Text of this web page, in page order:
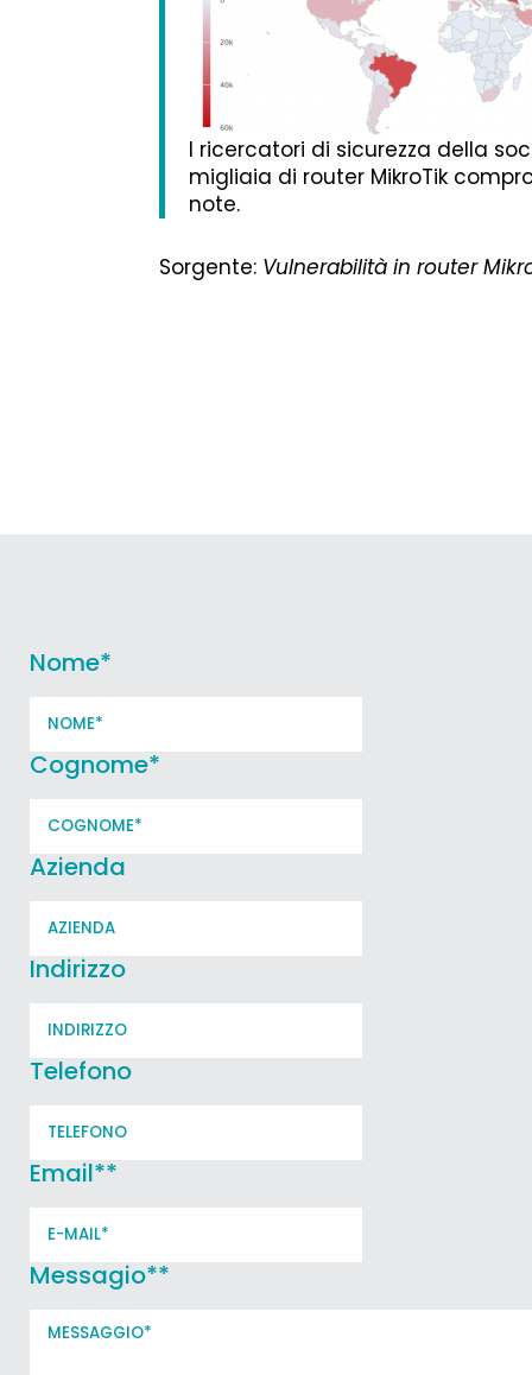
I ricercatori di sicurezza della
migliaia di router MikroTik
note.
Sorgente: Vulnerabilità in router
Nome*
Cognome*
Azienda
Indirizzo
Telefono
Email**
Messagio**